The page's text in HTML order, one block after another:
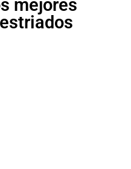
mejores